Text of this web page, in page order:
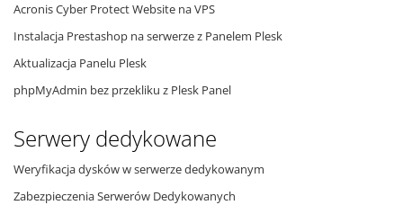
Acronis Cyber Protect Website na VPS
Instalacja Prestashop na serwerze z Panelem Plesk
Aktualizacja Panelu Plesk
phpMyAdmin bez przekliku z Plesk Panel
Serwery dedykowane
Weryfikacja dysków w serwerze dedykowanym
Zabezpieczenia Serwerów Dedykowanych